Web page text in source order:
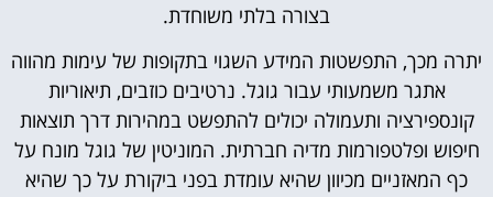
בצורה בלתי משוחדת.
יתרה מכך, התפשטות המידע השגוי בתקופות של עימות מהווה
אתגר משמעותי עבור גוגל. נרטיבים כוזבים, תיאוריות
קונספירציה ותעמולה יכולים להתפשט במהירות דרך תוצאות
חיפוש ופלטפורמות מדיה חברתית. המוניטין של גוגל מונח על
כף המאזניים מכיוון שהיא עומדת בפני ביקורת על כך שהיא